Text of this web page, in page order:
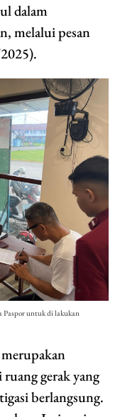
dalam
melalui pesan
untuk di lakukan
gerak yang
berlangsung.